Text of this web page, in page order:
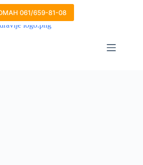
061/659-81-08